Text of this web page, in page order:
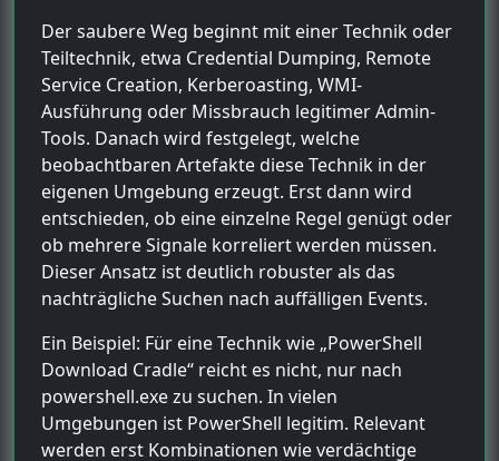
Der saubere Weg beginnt mit einer Technik oder
Teiltechnik, etwa Credential Dumping, Remote
Service Creation, Kerberoasting, WMI-
Ausführung oder Missbrauch legitimer Admin-
Tools. Danach wird festgelegt, welche
beobachtbaren Artefakte diese Technik in der
eigenen Umgebung erzeugt. Erst dann wird
entschieden, ob eine einzelne Regel genügt oder
ob mehrere Signale korreliert werden müssen.
Dieser Ansatz ist deutlich robuster als das
nachträgliche Suchen nach auffälligen Events.
Ein Beispiel: Für eine Technik wie „PowerShell
Download Cradle“ reicht es nicht, nur nach
powershell.exe zu suchen. In vielen
Umgebungen ist PowerShell legitim. Relevant
werden erst Kombinationen wie verdächtige